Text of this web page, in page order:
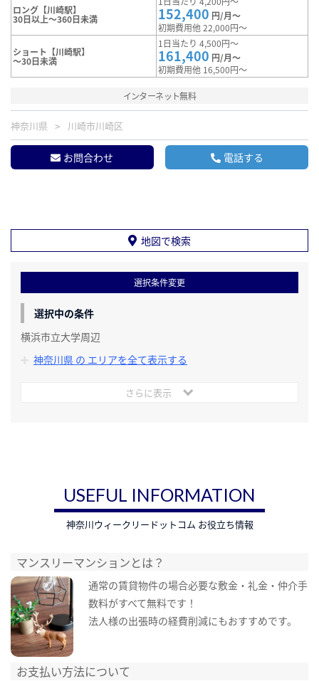
ロング【川崎駅】
30日以上～360日未満 152,400 円/月～
初期費用他 22,000円～
ショート【川崎駅】
～30日未満
1日当たり 4,500円～
161,400 円/月～
初期費用他 16,500円～
インターネット無料
神奈川県 川崎市川崎区
お問合わせ 電話する
地図で検索
選択条件変更
選択中の条件
横浜市立大学周辺
神奈川県 の エリアを全て表示する
さらに表示
USEFUL INFORMATION
神奈川ウィークリードットコム お役立ち情報
マンスリーマンションとは？
通常の賃貸物件の場合必要な敷金・礼金・仲介手
数料がすべて無料です！
法人様の出張時の経費削減にもおすすめです。
お支払い方法について